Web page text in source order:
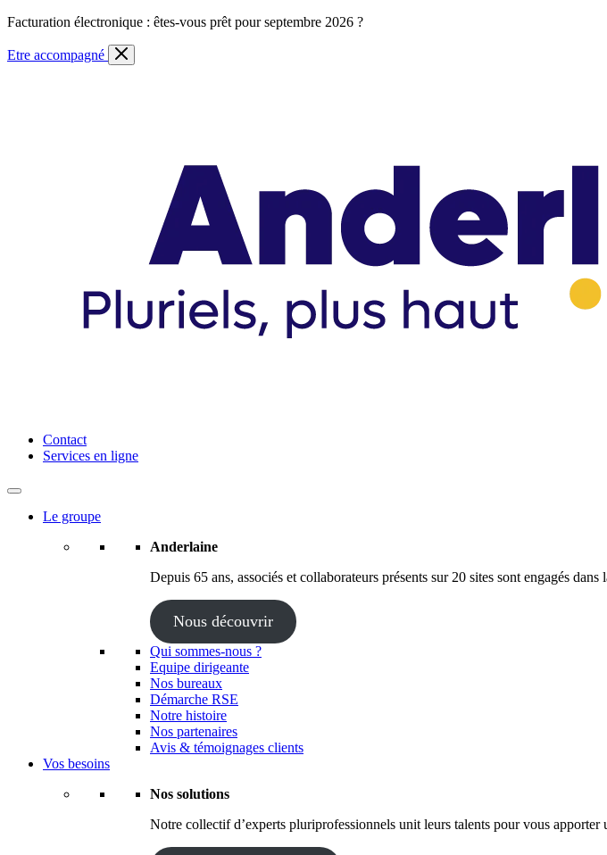
Skip
content
Facturation électronique : êtes-vous prêt pour septembre 2026 ?
Etre accompagné
Anderlaine | Conseil – Expert comptable – Avocat – Audit
Contact
Services en ligne
Le groupe
Anderlaine
Depuis 65 ans, associés et collaborateurs présents sur 20 sites sont engagés
Nous découvrir
Qui sommes-nous ?
Equipe dirigeante
Nos bureaux
Démarche RSE
Notre histoire
Nos partenaires
Avis & témoignages clients
Vos besoins
Nos solutions
Notre collectif d’experts pluriprofessionnels unit leurs talents pour vous